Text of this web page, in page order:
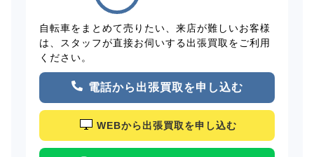
自転車をまとめて売りたい、来店が難しいお客様
は、スタッフが直接お伺いする出張買取をご利用
ください。
電話から出張買取を申し込む
WEBから出張買取を申し込む